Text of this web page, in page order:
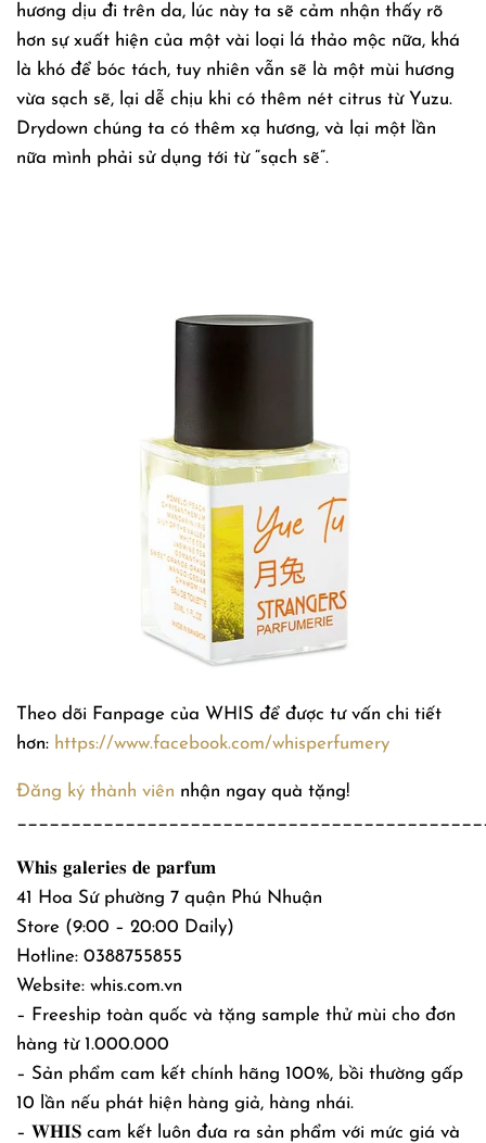
hương dịu đi trên da, lúc này ta sẽ cảm nhận thấy rõ
hơn sự xuất hiện của một vài loại lá thảo mộc nữa, khá
là khó để bóc tách, tuy nhiên vẫn sẽ là một mùi hương
vừa sạch sẽ, lại dễ chịu khi có thêm nét citrus từ Yuzu.
Drydown chúng ta có thêm xạ hương, và lại một lần
nữa mình phải sử dụng tới từ “sạch sẽ”.
Theo dõi Fanpage của WHIS để được tư vấn chi tiết
hơn: https://www.facebook.com/whisperfumery
Đăng ký thành viên nhận ngay quà tặng!
𝐖𝐡𝐢𝐬 𝐠𝐚𝐥𝐞𝐫𝐢𝐞𝐬 𝐝𝐞 𝐩𝐚𝐫𝐟𝐮𝐦
41 Hoa Sứ phường 7 quận Phú Nhuận
Store (9:00 – 20:00 Daily)
Hotline: 0388755855
Website: whis.com.vn
– Freeship toàn quốc và tặng sample thử mùi cho đơn
hàng từ 1.000.000
– Sản phẩm cam kết chính hãng 100%, bồi thường gấp
10 lần nếu phát hiện hàng giả, hàng nhái.
– 𝐖𝐇𝐈𝐒 cam kết luôn đưa ra sản phẩm với mức giá và